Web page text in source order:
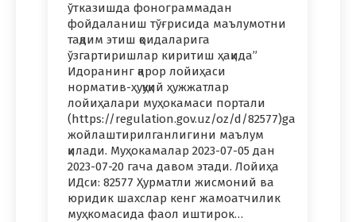
ўтказишда фонограммадан
фойдаланиш тўғрисида маълумотни
тақдим этиш қоидаларига
ўзгартиришлар киритиш ҳақида”
Идоранинг қарор лойиҳаси
норматив-ҳуқуқий ҳужжатлар
лойиҳалари муҳокамаси портали
(https://regulation.gov.uz/oz/d/82577)ga
жойлаштирилганлигини маълум
қилади. Муҳокамалар 2023-07-05 дан
2023-07-20 гача давом этади. Лойиҳа
ИДси: 82577 Ҳурматли жисмоний ва
юридик шахслар кенг жамоатчилик
муҳкомасида фаол иштирок…